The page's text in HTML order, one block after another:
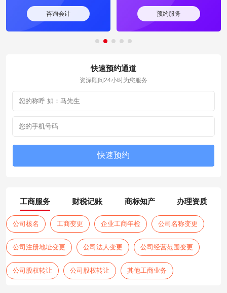
咨询会计 预约服务
快速预约通道
资深顾问24小时为您服务
工商服务 财税记账 商标知产 办理资质
公司核名 工商变更 企业工商年检 公司名称变更
公司注册地址变更 公司法人变更 公司经营范围变更
公司股权转让 公司股权转让 其他工商业务